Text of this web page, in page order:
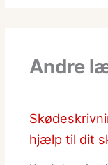
Andre
hjælp til dit